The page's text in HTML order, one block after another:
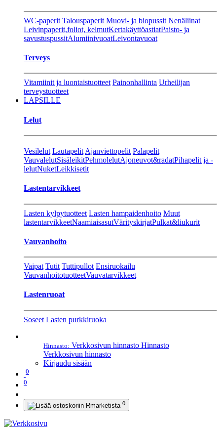
WC-paperit Talouspaperit Muovi- ja biopussit Nenäliinat
Leivinpaperit,foliot, kelmutKertakäyttöastiatPaisto- ja
savustuspussitAlumiinivuoatLeivontavuoat
Terveys
Vitamiinit ja luontaistuotteet Painonhallinta Urheilijan
terveystuotteet
LAPSILLE
Lelut
Vesilelut Lautapelit Ajanviettopelit Palapelit
VauvalelutSisäleikitPehmolelutAjoneuvot&radatPihapelit ja -
lelutNuketLeikkisetit
Lastentarvikkeet
Lasten kylpytuotteet Lasten hampaidenhoito Muut
lastentarvikkeetNaamiaisasutVärityskirjatPulkat&liukurit
Vauvanhoito
Vaipat Tutit Tuttipullot Ensiruokailu
VauvanhoitotuotteetVauvatarvikkeet
Lastenruoat
Soseet Lasten purkkiruoka
Hinnasto: Verkkosivun hinnasto Hinnasto
Verkkosivun hinnasto
Kirjaudu sisään
0
0
0